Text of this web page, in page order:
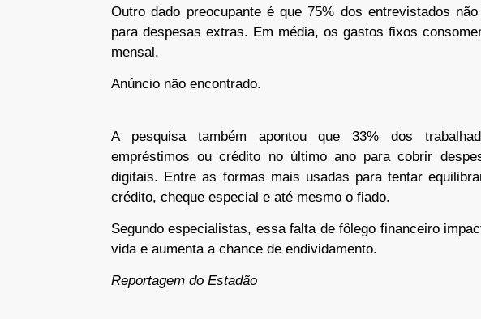
Outro dado preocupante é que 75% dos entrevistados
para despesas extras. Em média, os gastos fixos
mensal.
Anúncio não encontrado.
A pesquisa também apontou que 33% dos
empréstimos ou crédito no último ano para cobrir
digitais. Entre as formas mais usadas para tentar
crédito, cheque especial e até mesmo o fiado.
Segundo especialistas, essa falta de fôlego financeiro
vida e aumenta a chance de endividamento.
Reportagem do Estadão